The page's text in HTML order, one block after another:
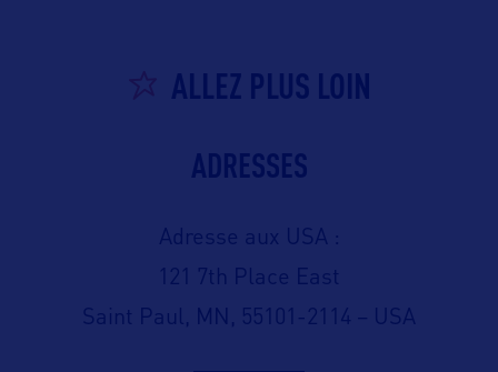
ALLEZ PLUS LOIN
ADRESSES
Adresse aux USA :
121 7th Place East
Saint Paul, MN, 55101-2114 – USA